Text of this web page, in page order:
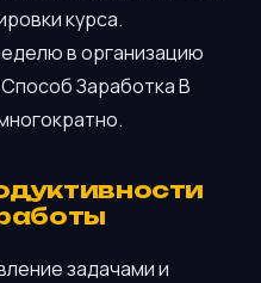
курса.
в организацию
Заработка В
задачами и